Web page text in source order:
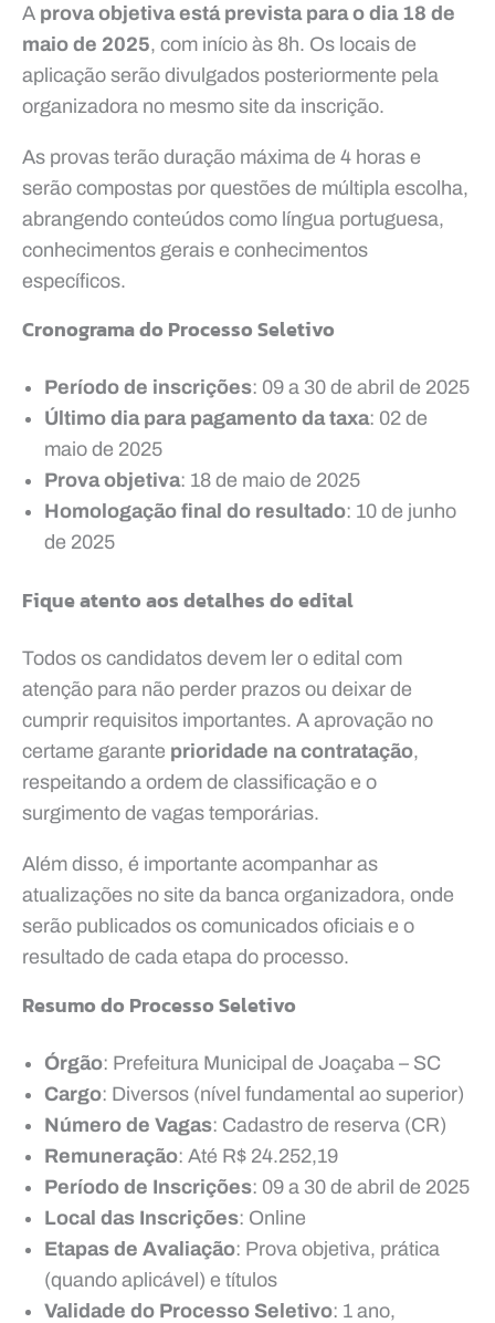
A prova objetiva está prevista para o dia 18 de
maio de 2025, com início às 8h. Os locais de
aplicação serão divulgados posteriormente pela
organizadora no mesmo site da inscrição.
As provas terão duração máxima de 4 horas e
serão compostas por questões de múltipla escolha,
abrangendo conteúdos como língua portuguesa,
conhecimentos gerais e conhecimentos
específicos.
Cronograma do Processo Seletivo
Período de inscrições: 09 a 30 de abril de 2025
Último dia para pagamento da taxa: 02 de
maio de 2025
Prova objetiva: 18 de maio de 2025
Homologação final do resultado: 10 de junho
de 2025
Fique atento aos detalhes do edital
Todos os candidatos devem ler o edital com
atenção para não perder prazos ou deixar de
cumprir requisitos importantes. A aprovação no
certame garante prioridade na contratação,
respeitando a ordem de classificação e o
surgimento de vagas temporárias.
Além disso, é importante acompanhar as
atualizações no site da banca organizadora, onde
serão publicados os comunicados oficiais e o
resultado de cada etapa do processo.
Resumo do Processo Seletivo
Órgão: Prefeitura Municipal de Joaçaba – SC
Cargo: Diversos (nível fundamental ao superior)
Número de Vagas: Cadastro de reserva (CR)
Remuneração: Até R$ 24.252,19
Período de Inscrições: 09 a 30 de abril de 2025
Local das Inscrições: Online
Etapas de Avaliação: Prova objetiva, prática
(quando aplicável) e títulos
Validade do Processo Seletivo: 1 ano,